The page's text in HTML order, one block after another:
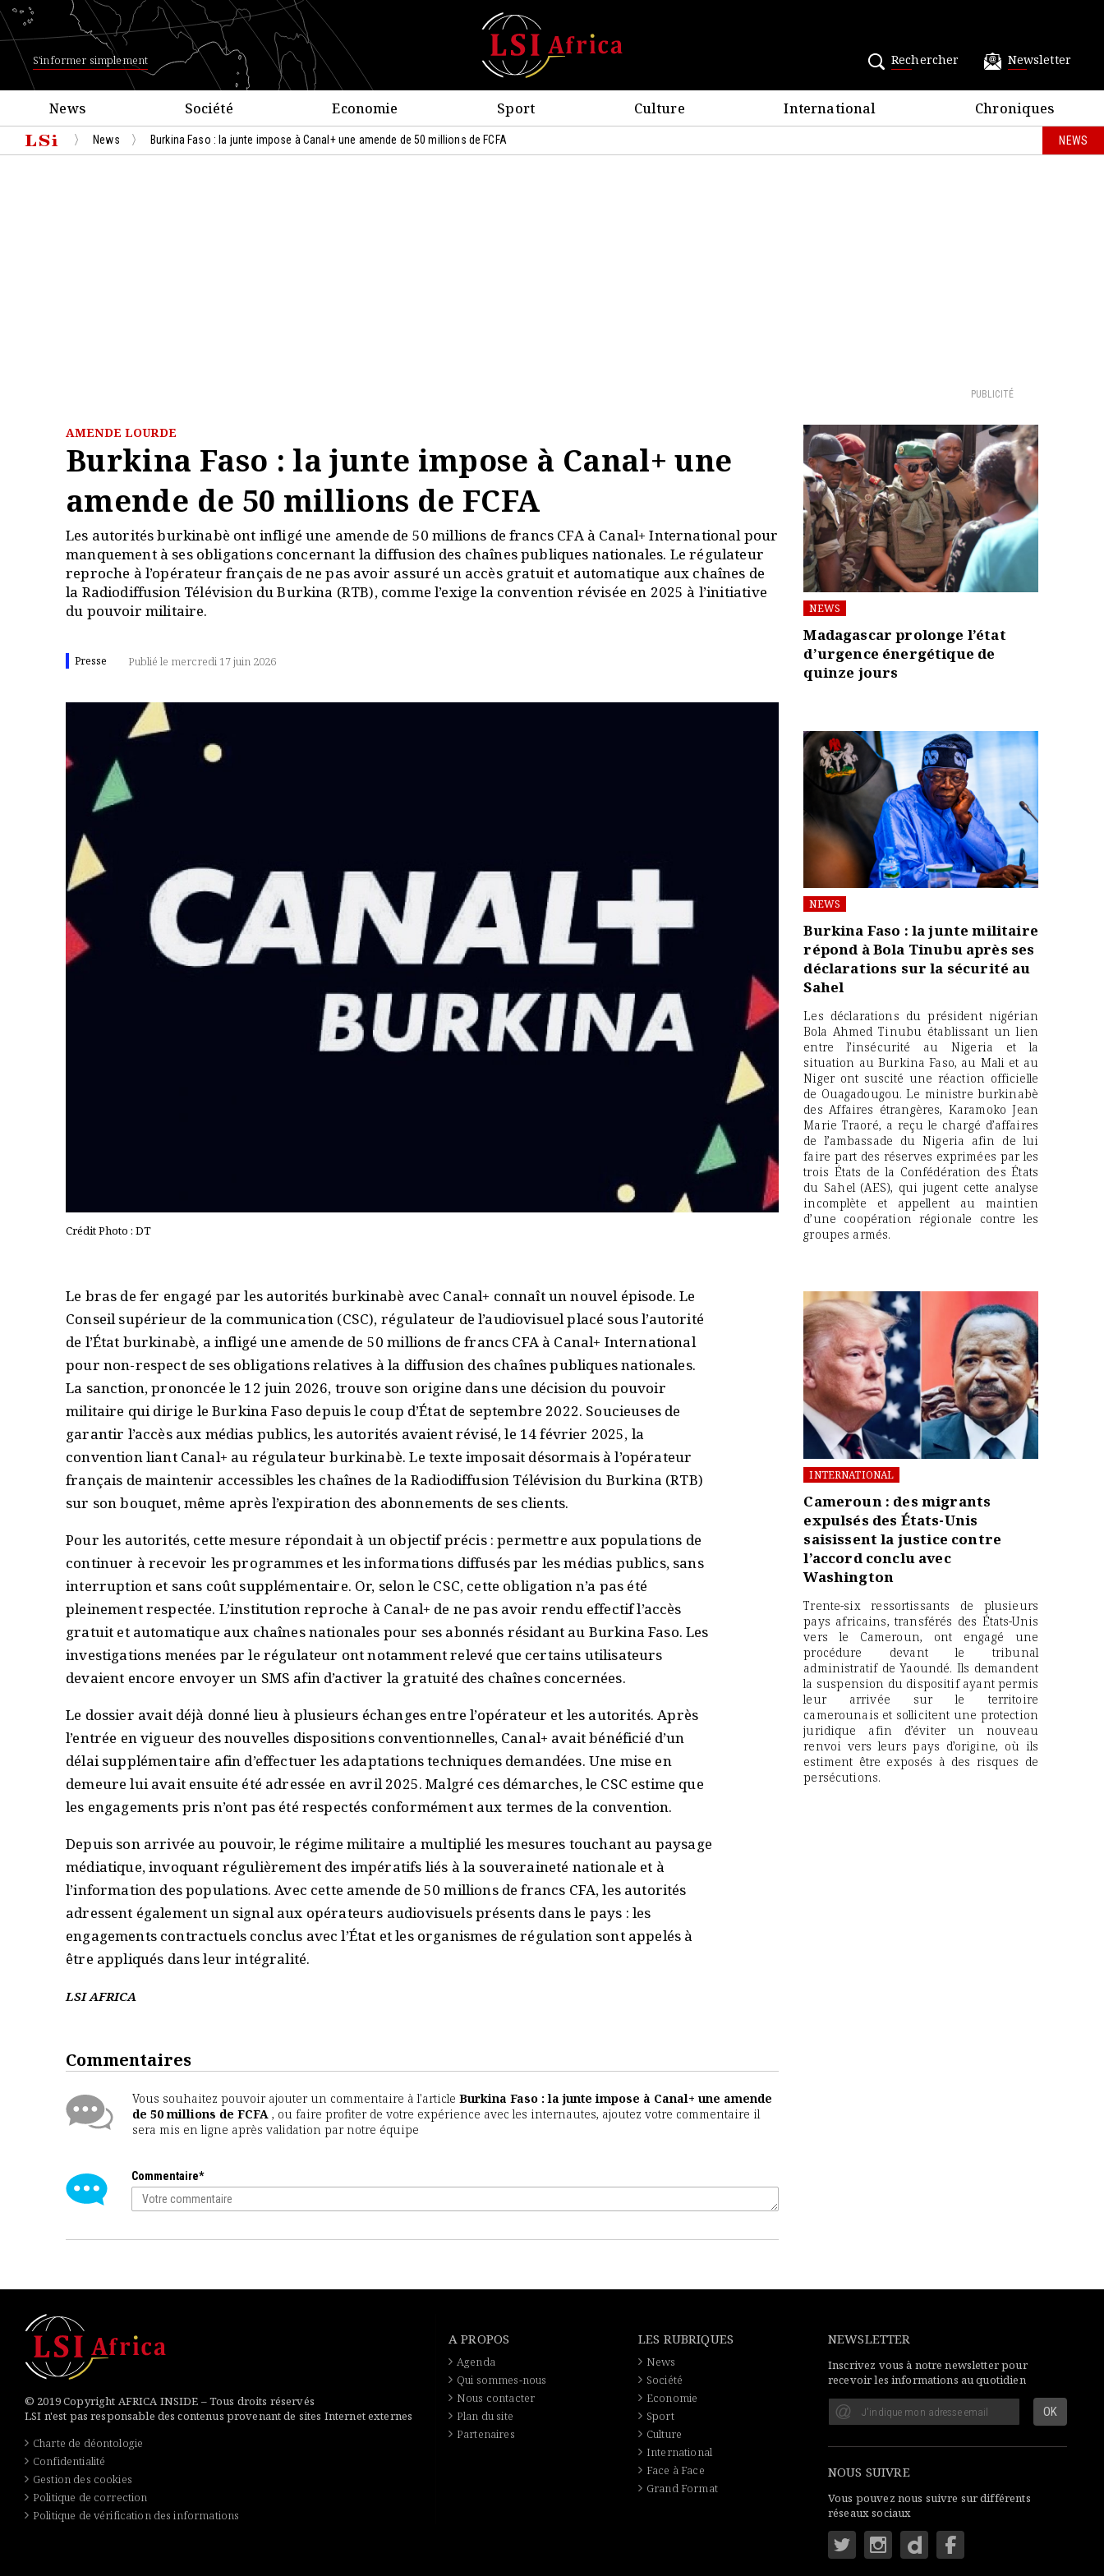
S'informer simplement Rechercher Newsletter
News Société Economie Sport Culture International Chroniques
News Burkina Faso : la junte impose à Canal+ une amende de 50 millions de FCFA NEWS
PUBLICITÉ
AMENDE LOURDE
Burkina Faso : la junte impose à Canal+ une
amende de 50 millions de FCFA
Les autorités burkinabè ont infligé une amende de 50 millions de francs CFA à Canal+ International pour
manquement à ses obligations concernant la diffusion des chaînes publiques nationales. Le régulateur
reproche à l’opérateur français de ne pas avoir assuré un accès gratuit et automatique aux chaînes de
la Radiodiffusion Télévision du Burkina (RTB), comme l’exige la convention révisée en 2025 à l’initiative
du pouvoir militaire.
Presse Publié le mercredi 17 juin 2026
Crédit Photo : DT
Le bras de fer engagé par les autorités burkinabè avec Canal+ connaît un nouvel épisode. Le
Conseil supérieur de la communication (CSC), régulateur de l’audiovisuel placé sous l’autorité
de l’État burkinabè, a infligé une amende de 50 millions de francs CFA à Canal+ International
pour non-respect de ses obligations relatives à la diffusion des chaînes publiques nationales.
La sanction, prononcée le 12 juin 2026, trouve son origine dans une décision du pouvoir
militaire qui dirige le Burkina Faso depuis le coup d’État de septembre 2022. Soucieuses de
garantir l’accès aux médias publics, les autorités avaient révisé, le 14 février 2025, la
convention liant Canal+ au régulateur burkinabè. Le texte imposait désormais à l’opérateur
français de maintenir accessibles les chaînes de la Radiodiffusion Télévision du Burkina (RTB)
sur son bouquet, même après l’expiration des abonnements de ses clients.
Pour les autorités, cette mesure répondait à un objectif précis : permettre aux populations de
continuer à recevoir les programmes et les informations diffusés par les médias publics, sans
interruption et sans coût supplémentaire. Or, selon le CSC, cette obligation n’a pas été
pleinement respectée. L’institution reproche à Canal+ de ne pas avoir rendu effectif l’accès
gratuit et automatique aux chaînes nationales pour ses abonnés résidant au Burkina Faso. Les
investigations menées par le régulateur ont notamment relevé que certains utilisateurs
devaient encore envoyer un SMS afin d’activer la gratuité des chaînes concernées.
Le dossier avait déjà donné lieu à plusieurs échanges entre l’opérateur et les autorités. Après
l’entrée en vigueur des nouvelles dispositions conventionnelles, Canal+ avait bénéficié d’un
délai supplémentaire afin d’effectuer les adaptations techniques demandées. Une mise en
demeure lui avait ensuite été adressée en avril 2025. Malgré ces démarches, le CSC estime que
les engagements pris n’ont pas été respectés conformément aux termes de la convention.
Depuis son arrivée au pouvoir, le régime militaire a multiplié les mesures touchant au paysage
médiatique, invoquant régulièrement des impératifs liés à la souveraineté nationale et à
l’information des populations. Avec cette amende de 50 millions de francs CFA, les autorités
adressent également un signal aux opérateurs audiovisuels présents dans le pays : les
engagements contractuels conclus avec l’État et les organismes de régulation sont appelés à
être appliqués dans leur intégralité.
LSI AFRICA
Commentaires
Vous souhaitez pouvoir ajouter un commentaire à l'article Burkina Faso : la junte impose à Canal+ une amende
de 50 millions de FCFA , ou faire profiter de votre expérience avec les internautes, ajoutez votre commentaire il
sera mis en ligne après validation par notre équipe
Commentaire*
NEWS
Madagascar prolonge l’état
d’urgence énergétique de
quinze jours
NEWS
Burkina Faso : la junte militaire
répond à Bola Tinubu après ses
déclarations sur la sécurité au
Sahel
Les déclarations du président nigérian
Bola Ahmed Tinubu établissant un lien
entre l’insécurité au Nigeria et la
situation au Burkina Faso, au Mali et au
Niger ont suscité une réaction officielle
de Ouagadougou. Le ministre burkinabè
des Affaires étrangères, Karamoko Jean
Marie Traoré, a reçu le chargé d’affaires
de l’ambassade du Nigeria afin de lui
faire part des réserves exprimées par les
trois États de la Confédération des États
du Sahel (AES), qui jugent cette analyse
incomplète et appellent au maintien
d’une coopération régionale contre les
groupes armés.
INTERNATIONAL
Cameroun : des migrants
expulsés des États-Unis
saisissent la justice contre
l’accord conclu avec
Washington
Trente-six ressortissants de plusieurs
pays africains, transférés des États-Unis
vers le Cameroun, ont engagé une
procédure devant le tribunal
administratif de Yaoundé. Ils demandent
la suspension du dispositif ayant permis
leur arrivée sur le territoire
camerounais et sollicitent une protection
juridique afin d’éviter un nouveau
renvoi vers leurs pays d’origine, où ils
estiment être exposés à des risques de
persécutions.
© 2019 Copyright AFRICA INSIDE – Tous droits réservés
LSI n'est pas responsable des contenus provenant de sites Internet externes
Charte de déontologie
Confidentialité
Gestion des cookies
Politique de correction
Politique de vérification des informations
A PROPOS
Agenda
Qui sommes-nous
Nous contacter
Plan du site
Partenaires
LES RUBRIQUES
News
Société
Economie
Sport
Culture
International
Face à Face
Grand Format
NEWSLETTER
Inscrivez vous à notre newsletter pour
recevoir les informations au quotidien
NOUS SUIVRE
Vous pouvez nous suivre sur différents
réseaux sociaux